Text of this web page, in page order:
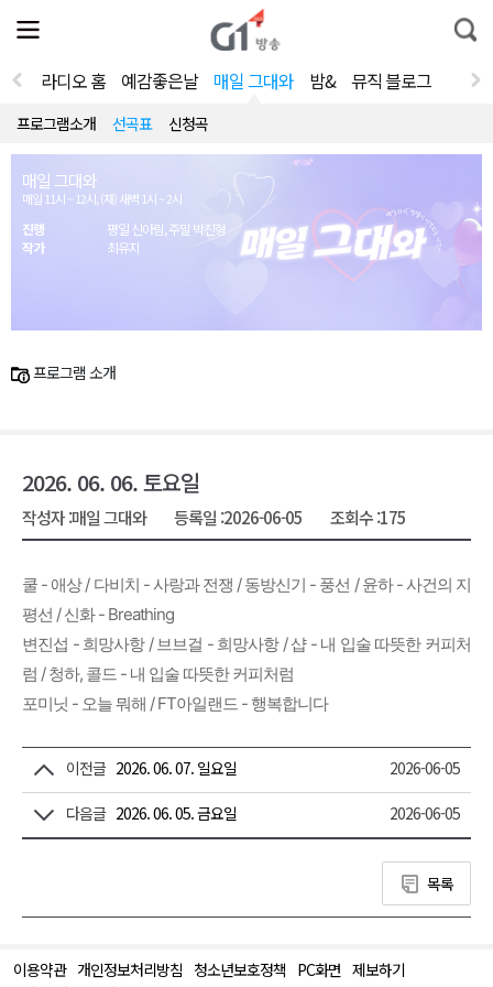
전
체
뉴
열
통
합
라디오 홈 예감좋은날 매일 그대와 밤& 뮤직 블로그
프로그램소개 선곡표 신청곡
매일 그대와
매일 11시 ~ 12시, (재) 새벽 1시 ~ 2시
진행
평일 신아림, 주말 박진형
작가
최유지
프로그램 소개
2026. 06. 06. 토요일
작성자 :매일 그대와 등록일 :2026-06-05 조회수 :175
쿨 - 애상 / 다비치 - 사랑과 전쟁 / 동방신기 - 풍선 / 윤하 - 사건의 지
평선 / 신화 - Breathing
변진섭 - 희망사항 / 브브걸 - 희망사항 / 샵 - 내 입술 따뜻한 커피처
럼 / 청하, 콜드 - 내 입술 따뜻한 커피처럼
포미닛 - 오늘 뭐해 / FT아일랜드 - 행복합니다
이전글 2026. 06. 07. 일요일 2026-06-05
다음글 2026. 06. 05. 금요일 2026-06-05
목록
이용약관 개인정보처리방침 청소년보호정책 PC화면 제보하기